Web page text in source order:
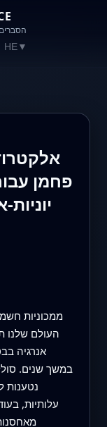
HE▼
פחמן
ממכוניות
העולם שלנו
אנרגיה
במשך שנים.
נטענות
עלותיות,